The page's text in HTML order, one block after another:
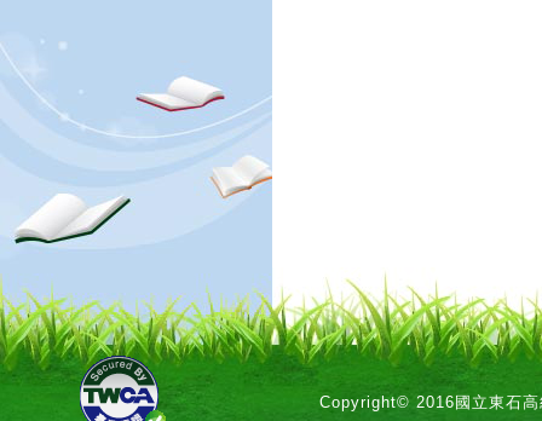
Copyright© 2016國立東石高